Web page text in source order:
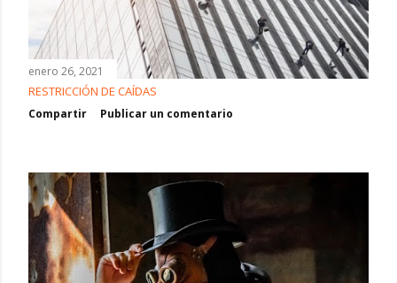
enero 26, 2021
RESTRICCIÓN DE CAÍDAS
Compartir Publicar un comentario